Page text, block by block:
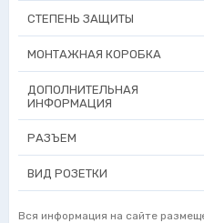
СТЕПЕНЬ ЗАЩИТЫ
МОНТАЖНАЯ КОРОБКА
ДОПОЛНИТЕЛЬНАЯ
ИНФОРМАЦИЯ
РАЗЪЕМ
ВИД РОЗЕТКИ
Вся информация на сайте